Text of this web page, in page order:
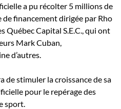
a pu récolter 5 millions de
de financement dirigée par Rho
Québec Capital S.E.C., qui ont
Mark Cuban,
d’autres.
de stimuler la croissance de sa
pour le repérage des
sport.